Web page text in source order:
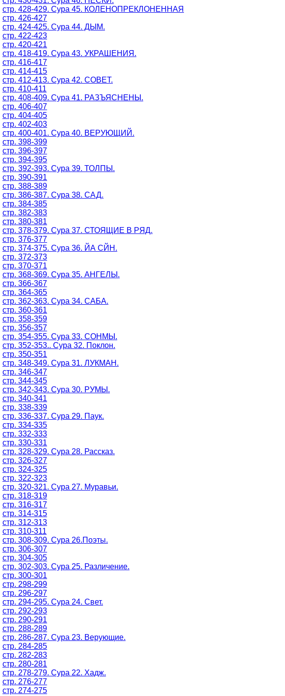
стр. 428-429. Сура 45. КОЛЕНОПРЕКЛОНЕННАЯ
стр. 426-427
стр. 424-425. Сура 44. ДЫМ.
стр. 422-423
стр. 420-421
стр. 418-419. Сура 43. УКРАШЕНИЯ.
стр. 416-417
стр. 414-415
стр. 412-413. Сура 42. СОВЕТ.
стр. 410-411
стр. 408-409. Сура 41. РАЗЪЯСНЕНЫ.
стр. 406-407
стр. 404-405
стр. 402-403
стр. 400-401. Сура 40. ВЕРУЮЩИЙ.
стр. 398-399
стр. 396-397
стр. 394-395
стр. 392-393. Сура 39. ТОЛПЫ.
стр. 390-391
стр. 388-389
стр. 386-387. Сура 38. САД.
стр. 384-385
стр. 382-383
стр. 380-381
стр. 378-379. Сура 37. СТОЯЩИЕ В РЯД.
стр. 376-377
стр. 374-375. Сура 36. ЙА СЙН.
стр. 372-373
стр. 370-371
стр. 368-369. Сура 35. АНГЕЛЫ.
стр. 366-367
стр. 364-365
стр. 362-363. Сура 34. САБА.
стр. 360-361
стр. 358-359
стр. 356-357
стр. 354-355. Сура 33. СОНМЫ.
стр. 352-353.. Сура 32. Поклон.
стр. 350-351
стр. 348-349. Сура 31. ЛУКМАН.
стр. 346-347
стр. 344-345
стр. 342-343. Сура 30. РУМЫ.
стр. 340-341
стр. 338-339
стр. 336-337. Сура 29. Паук.
стр. 334-335
стр. 332-333
стр. 330-331
стр. 328-329. Сура 28. Рассказ.
стр. 326-327
стр. 324-325
стр. 322-323
стр. 320-321. Сура 27. Муравьи.
стр. 318-319
стр. 316-317
стр. 314-315
стр. 312-313
стр. 310-311
стр. 308-309. Сура 26.Поэты.
стр. 306-307
стр. 304-305
стр. 302-303. Сура 25. Различение.
стр. 300-301
стр. 298-299
стр. 296-297
стр. 294-295. Сура 24. Свет.
стр. 292-293
стр. 290-291
стр. 288-289
стр. 286-287. Сура 23. Верующие.
стр. 284-285
стр. 282-283
стр. 280-281
стр. 278-279. Сура 22. Хадж.
стр. 276-277
стр. 274-275